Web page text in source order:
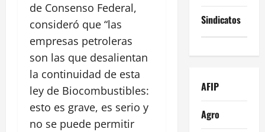
de Consenso Federal,
consideró que “las
empresas petroleras
son las que desalientan
la continuidad de esta
ley de Biocombustibles:
esto es grave, es serio y
no se puede permitir
Sindicatos
AFIP
Agro